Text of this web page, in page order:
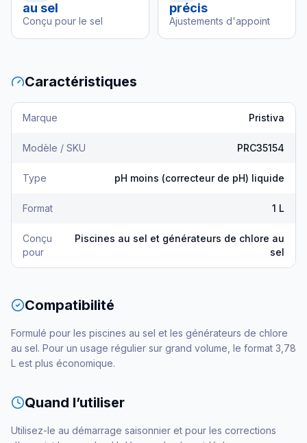
au sel
Conçu pour le sel
précis
Ajustements d'appoint
Caractéristiques
Marque Pristiva
Modèle / SKU PRC35154
Type pH moins (correcteur de pH) liquide
Format 1 L
Conçu
pour
Piscines au sel et générateurs de chlore au
sel
Compatibilité
Formulé pour les piscines au sel et les générateurs de chlore
au sel. Pour un usage régulier sur grand volume, le format 3,78
L est plus économique.
Quand l’utiliser
Utilisez-le au démarrage saisonnier et pour les corrections